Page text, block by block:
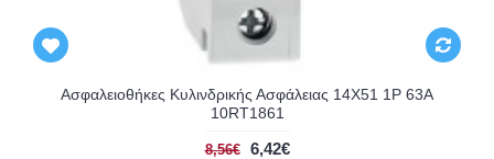
Ασφαλειοθήκες Κυλινδρικής Ασφάλειας 14X51 1P 63A
10RT1861
8,56€ 6,42€